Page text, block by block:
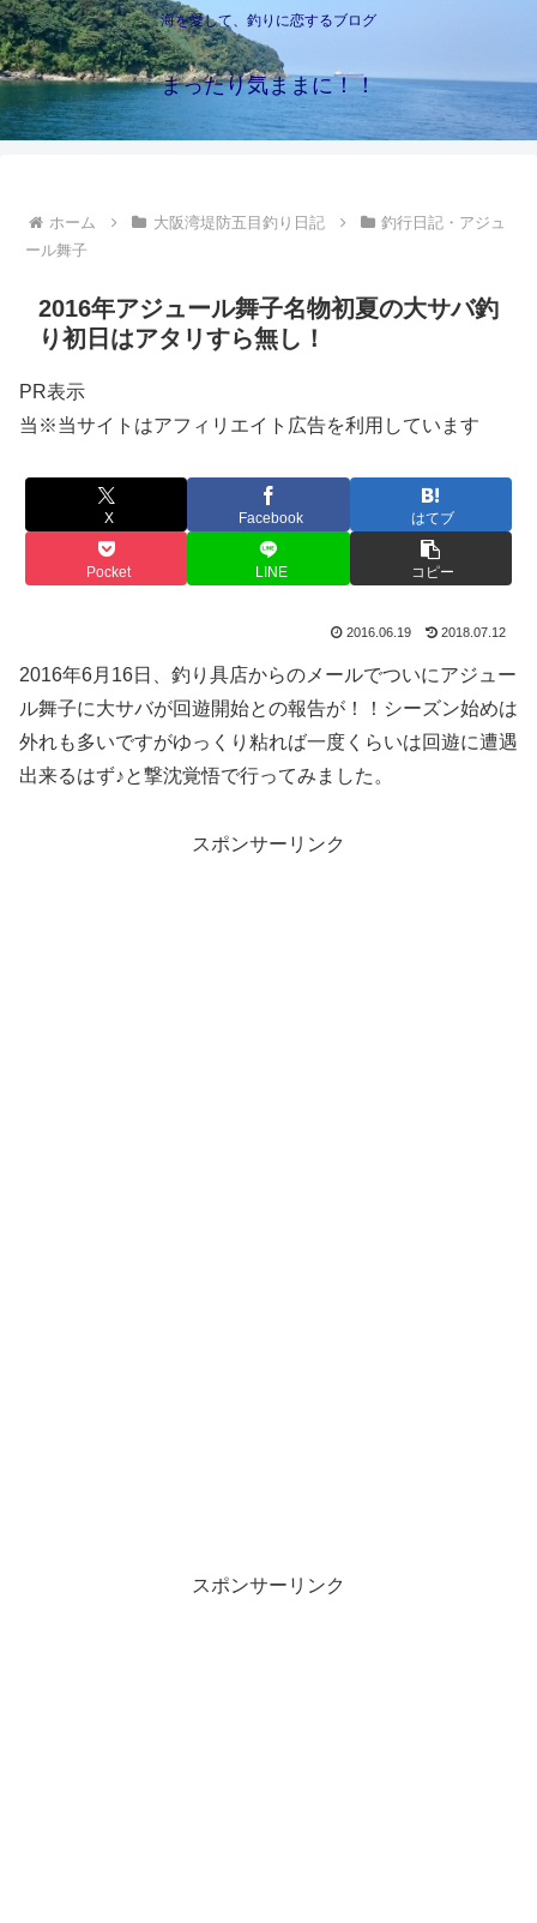
海を愛して、釣りに恋するブログ
まったり気ままに！！
ホーム 大阪湾堤防五目釣り日記
釣行日記・アジュ
ール舞子
2016年アジュール舞子名物初夏の大サバ釣
り初日はアタリすら無し！
PR表示
当※当サイトはアフィリエイト広告を利用しています
X Facebook はてブ
Pocket LINE コピー
2016.06.19 2018.07.12
2016年6月16日、釣り具店からのメールでついにアジュー
ル舞子に大サバが回遊開始との報告が！！シーズン始めは
外れも多いですがゆっくり粘れば一度くらいは回遊に遭遇
出来るはず♪と撃沈覚悟で行ってみました。
スポンサーリンク
スポンサーリンク